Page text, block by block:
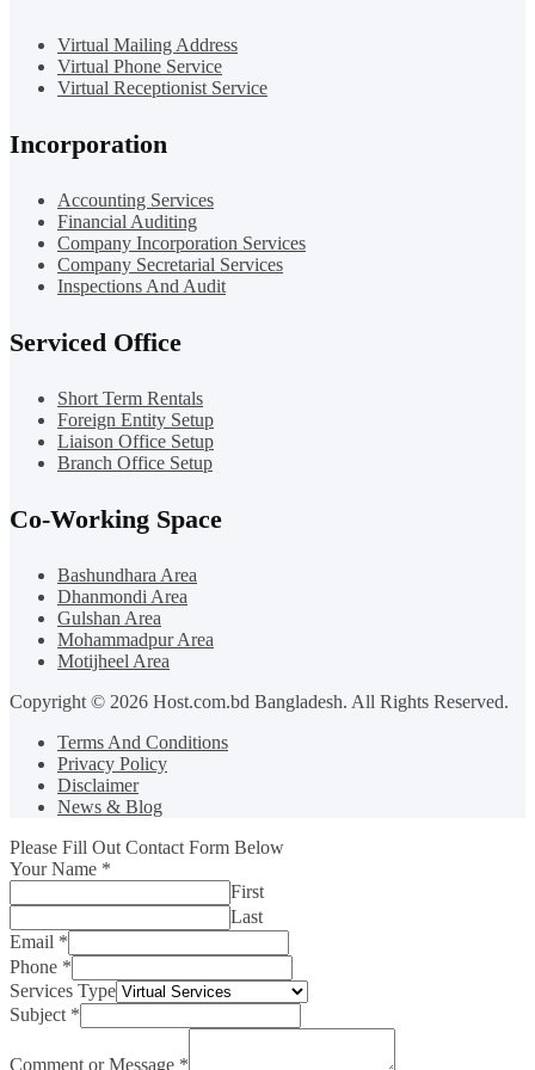
Virtual Mailing Address
Virtual Phone Service
Virtual Receptionist Service
Incorporation
Accounting Services
Financial Auditing
Company Incorporation Services
Company Secretarial Services
Inspections And Audit
Serviced Office
Short Term Rentals
Foreign Entity Setup
Liaison Office Setup
Branch Office Setup
Co-Working Space
Bashundhara Area
Dhanmondi Area
Gulshan Area
Mohammadpur Area
Motijheel Area
Copyright © 2026 Host.com.bd Bangladesh. All Rights Reserved.
Terms And Conditions
Privacy Policy
Disclaimer
News & Blog
Please Fill Out Contact Form Below
Your Name *
First
Last
Email *
Phone *
Services Type
Subject *
Comment or Message *